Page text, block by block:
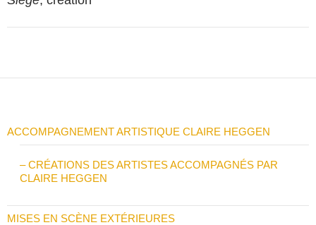
ACCOMPAGNEMENT ARTISTIQUE CLAIRE HEGGEN
– CRÉATIONS DES ARTISTES ACCOMPAGNÉS PAR
CLAIRE HEGGEN
MISES EN SCÈNE EXTÉRIEURES